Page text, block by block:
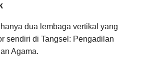
dua lembaga vertikal yang
sendiri di Tangsel: Pengadilan
Agama.